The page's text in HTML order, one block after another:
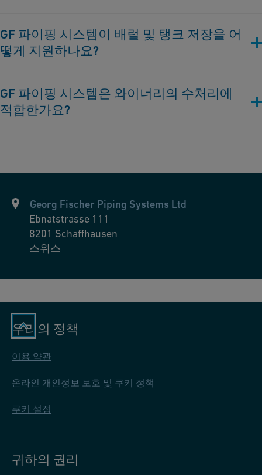
하여 오염을 방지하고 와인 생산 시 위생 수준을 유지합니다.
GF 파이핑 시스템이 배럴 및 탱크 저장을 어
떻게 지원하나요?
탱크에서의 와인 숙성 및 성숙 과정을 개선합니다.
GF 파이핑 시스템은 와이너리의 수처리에
적합한가요?
Georg Fischer Piping Systems Ltd
Ebnatstrasse 111
8201 Schaffhausen
스위스
우리의 정책
이용 약관
온라인 개인정보 보호 및 쿠키 정책
쿠키 설정
귀하의 권리